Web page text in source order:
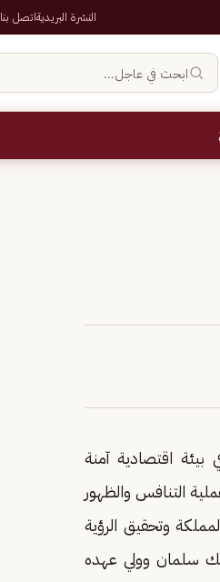
النشرة البريديةاتصل بنا
ابحث في عاجل…
بيئة اقتصادية آمنة
التنافس والظهور
وتحقيق الرؤية
سلمان وولي عهده